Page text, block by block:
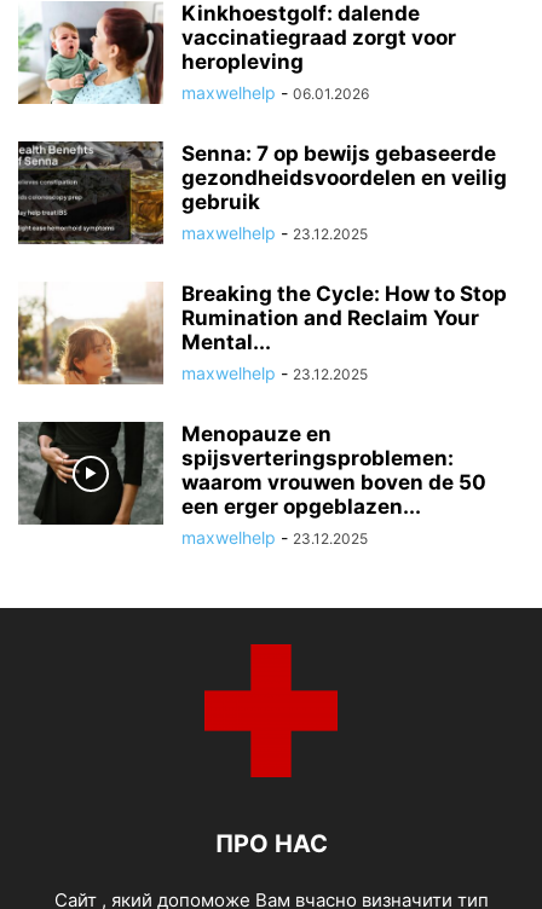
Kinkhoestgolf: dalende
vaccinatiegraad zorgt voor
heropleving
maxwelhelp - 06.01.2026
Senna: 7 op bewijs gebaseerde
gezondheidsvoordelen en veilig
gebruik
maxwelhelp - 23.12.2025
Breaking the Cycle: How to Stop
Rumination and Reclaim Your
Mental...
maxwelhelp - 23.12.2025
Menopauze en
spijsverteringsproblemen:
waarom vrouwen boven de 50
een erger opgeblazen...
maxwelhelp - 23.12.2025
ПРО НАС
Cайт , який допоможе Вам вчасно визначити тип